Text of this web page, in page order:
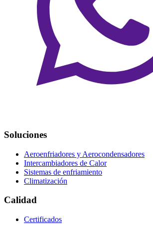
Soluciones
Aeroenfriadores y Aerocondensadores
Intercambiadores de Calor
Sistemas de enfriamiento
Climatización
Calidad
Certificados